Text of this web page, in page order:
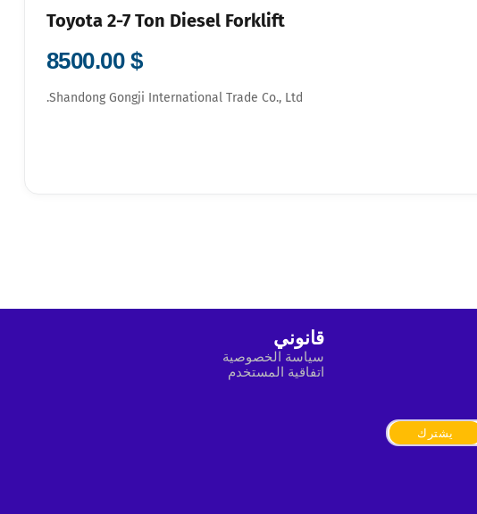
Toyota 2-7 Ton Diesel Forklift
$ 8500.00
Shandong Gongji International Trade Co., Ltd.
قانوني
سياسة الخصوصية
اتفاقية المستخدم
يشترك